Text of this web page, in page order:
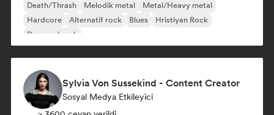
Death/Thrash Melodik metal
Metal/Heavy metal
Hardcore
Alternatif rock Blues
Hristiyan Rock
Deneysel rock
Sylvia Von Sussekind - Content Creator
Sosyal Medya Etkileyici